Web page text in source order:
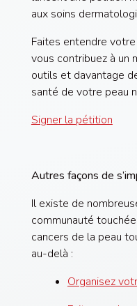
aux soins
Faites entendre votre
vous contribuez à un
outils et davantage
santé de votre peau
Signer la pétition
Autres façons de
Il existe de
communauté
cancers de la peau
au-delà :
Organisez